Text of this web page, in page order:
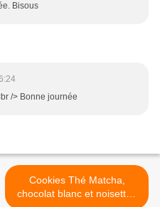
Bisous
/> Bonne journée
Cookies Thé Matcha,
chocolat blanc et noisettes